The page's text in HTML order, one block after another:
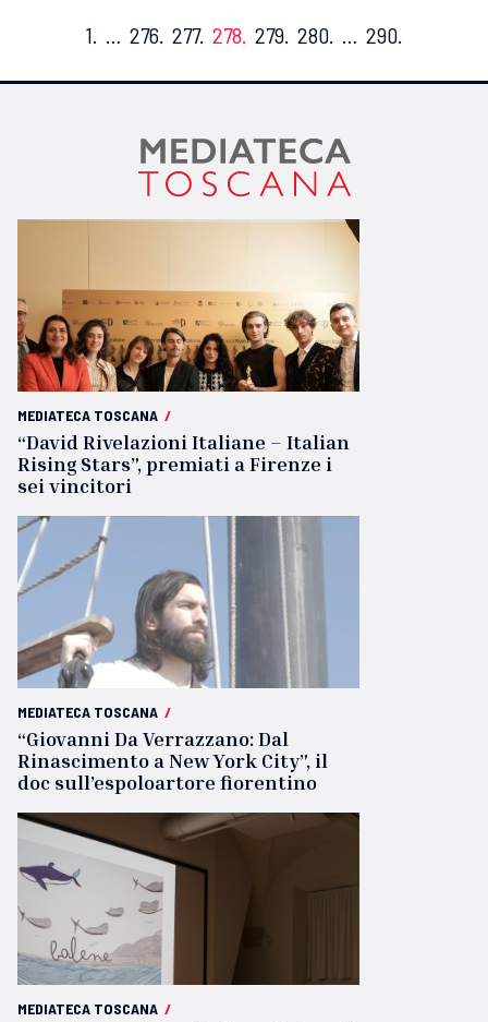
1. … 276. 277. 278. 279. 280. … 290.
MEDIATECA TOSCANA /
“David Rivelazioni Italiane – Italian
Rising Stars”, premiati a Firenze i
sei vincitori
MEDIATECA TOSCANA /
“Giovanni Da Verrazzano: Dal
Rinascimento a New York City”, il
doc sull’espoloartore fiorentino
MEDIATECA TOSCANA /